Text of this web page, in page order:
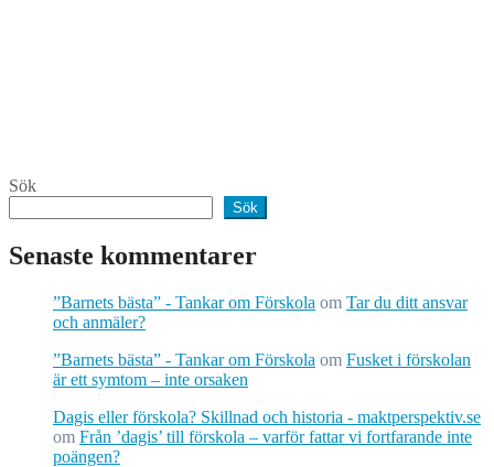
Sök
Sök
Senaste kommentarer
”Barnets bästa” - Tankar om Förskola om Tar du ditt ansvar
och anmäler?
”Barnets bästa” - Tankar om Förskola om Fusket i förskolan
är ett symtom – inte orsaken
Dagis eller förskola? Skillnad och historia - maktperspektiv.se
om Från ’dagis’ till förskola – varför fattar vi fortfarande inte
poängen?